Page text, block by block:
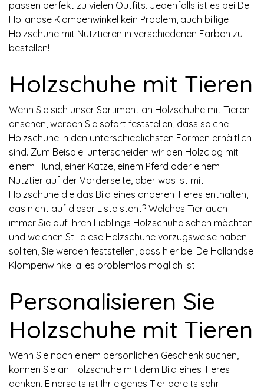
passen perfekt zu vielen Outfits. Jedenfalls ist es bei De
Hollandse Klompenwinkel kein Problem, auch billige
Holzschuhe mit Nutztieren in verschiedenen Farben zu
bestellen!
Holzschuhe mit Tieren
Wenn Sie sich unser Sortiment an Holzschuhe mit Tieren
ansehen, werden Sie sofort feststellen, dass solche
Holzschuhe in den unterschiedlichsten Formen erhältlich
sind. Zum Beispiel unterscheiden wir den Holzclog mit
einem Hund, einer Katze, einem Pferd oder einem
Nutztier auf der Vorderseite, aber was ist mit
Holzschuhe die das Bild eines anderen Tieres enthalten,
das nicht auf dieser Liste steht? Welches Tier auch
immer Sie auf Ihren Lieblings Holzschuhe sehen möchten
und welchen Stil diese Holzschuhe vorzugsweise haben
sollten, Sie werden feststellen, dass hier bei De Hollandse
Klompenwinkel alles problemlos möglich ist!
Personalisieren Sie
Holzschuhe mit Tieren
Wenn Sie nach einem persönlichen Geschenk suchen,
können Sie an Holzschuhe mit dem Bild eines Tieres
denken. Einerseits ist Ihr eigenes Tier bereits sehr